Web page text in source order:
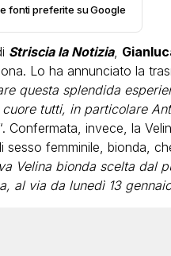
fonti preferite su Google
Striscia la Notizia,
Lo ha annunciato la
questa splendida
tutti, in particolare
Confermata, invece, la
femminile, bionda,
Velina bionda scelta dal
al via da lunedì 13 gennaio
Bambola